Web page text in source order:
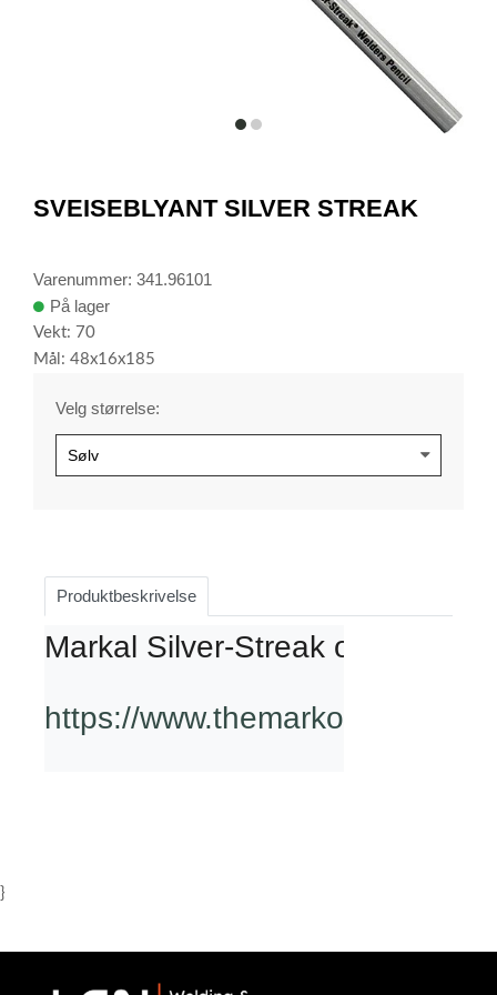
itemitem
of
SVEISEBLYANT SILVER STREAK
Varenummer: 341.96101
På lager
Vekt: 70
Mål: 48x16x185
Velg størrelse:
Produktbeskrivelse
Markal Silver-Streak og Red-
https://
}